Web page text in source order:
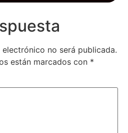
no será publicada.
están marcados con *